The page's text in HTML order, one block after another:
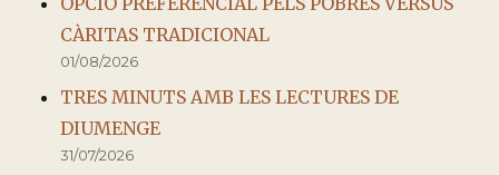
CÀRITAS TRADICIONAL
01/08/2026
TRES MINUTS AMB LES LECTURES DE
DIUMENGE
31/07/2026